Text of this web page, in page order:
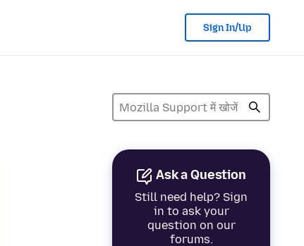
Sign In/Up
Ask a Question
Still need help? Sign
in to ask your
question on our
forums.